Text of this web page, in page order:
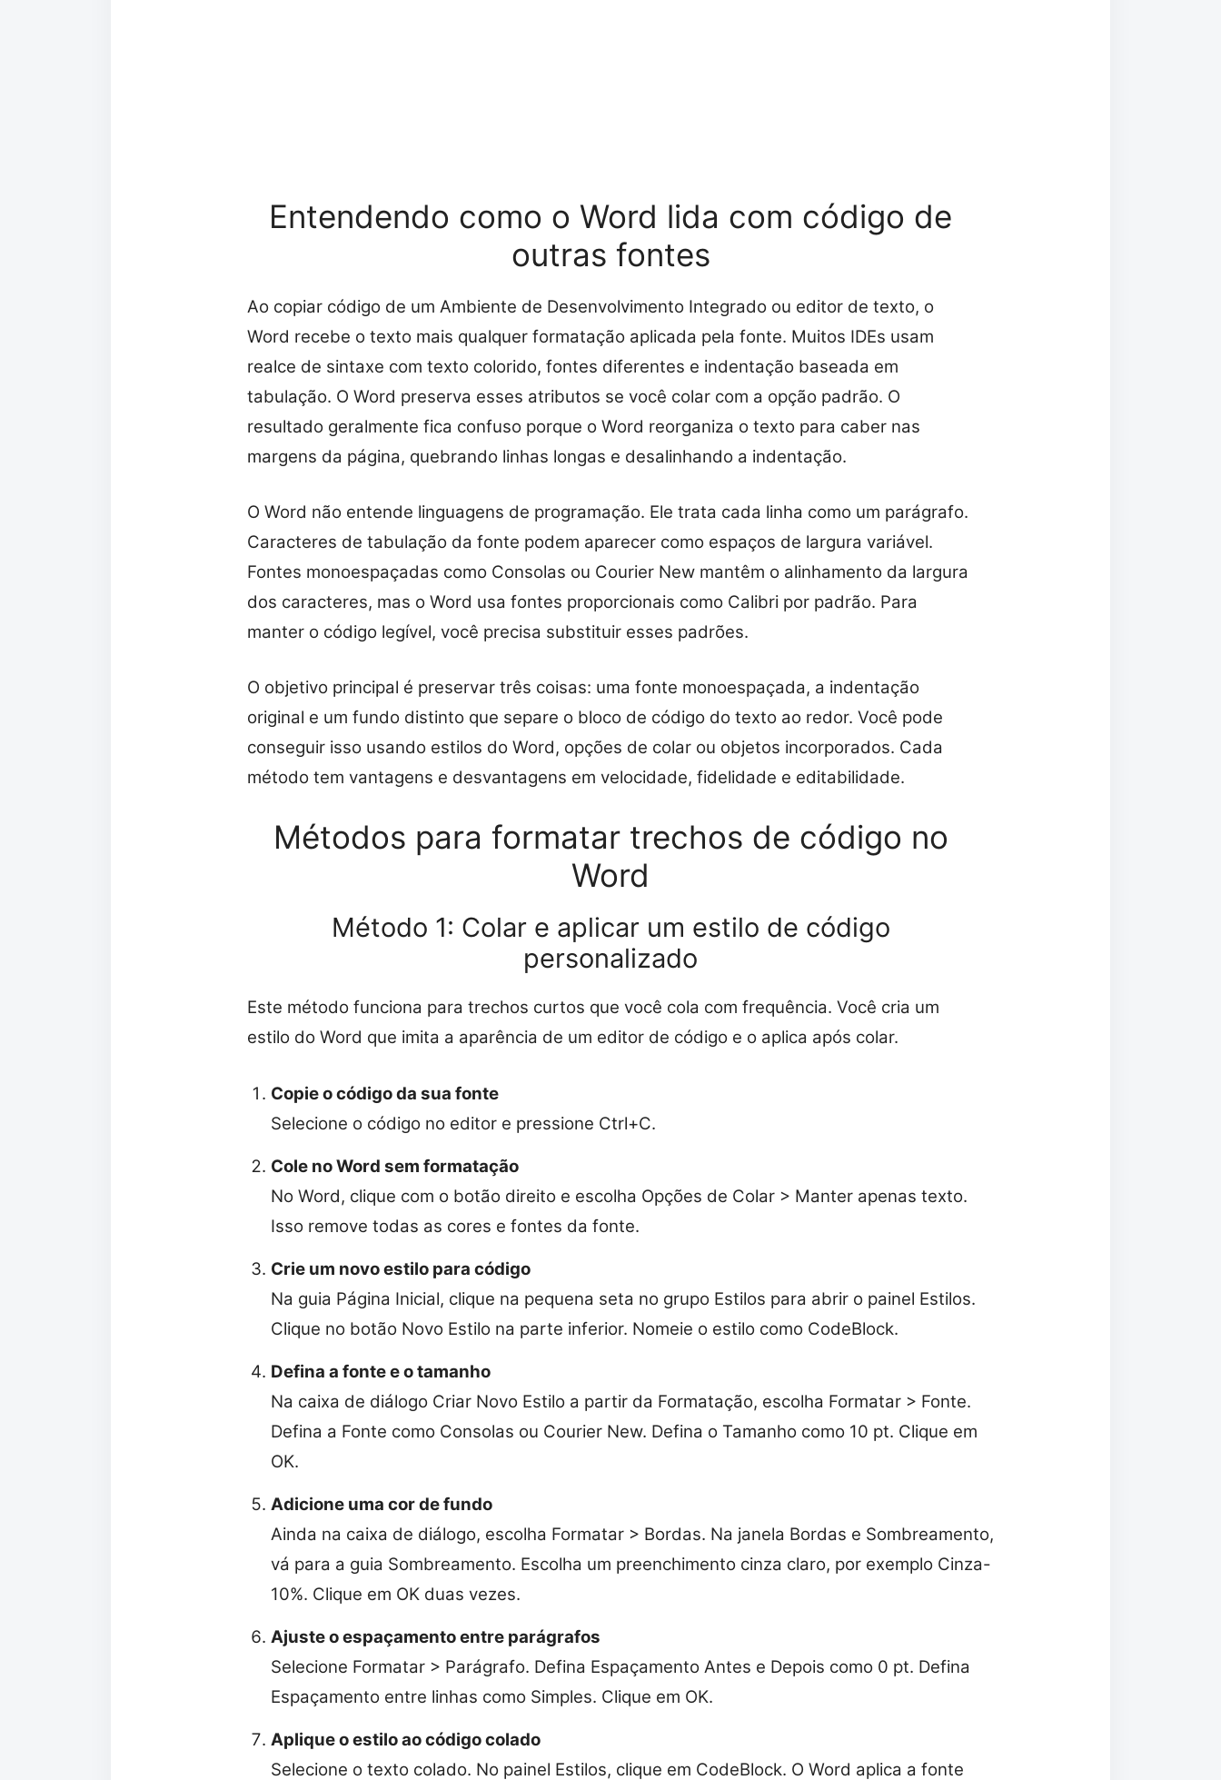
Entendendo como o Word lida com código de
outras fontes
Ao copiar código de um Ambiente de Desenvolvimento Integrado ou editor de texto, o
Word recebe o texto mais qualquer formatação aplicada pela fonte. Muitos IDEs usam
realce de sintaxe com texto colorido, fontes diferentes e indentação baseada em
tabulação. O Word preserva esses atributos se você colar com a opção padrão. O
resultado geralmente fica confuso porque o Word reorganiza o texto para caber nas
margens da página, quebrando linhas longas e desalinhando a indentação.
O Word não entende linguagens de programação. Ele trata cada linha como um parágrafo.
Caracteres de tabulação da fonte podem aparecer como espaços de largura variável.
Fontes monoespaçadas como Consolas ou Courier New mantêm o alinhamento da largura
dos caracteres, mas o Word usa fontes proporcionais como Calibri por padrão. Para
manter o código legível, você precisa substituir esses padrões.
O objetivo principal é preservar três coisas: uma fonte monoespaçada, a indentação
original e um fundo distinto que separe o bloco de código do texto ao redor. Você pode
conseguir isso usando estilos do Word, opções de colar ou objetos incorporados. Cada
método tem vantagens e desvantagens em velocidade, fidelidade e editabilidade.
Métodos para formatar trechos de código no
Word
Método 1: Colar e aplicar um estilo de código
personalizado
Este método funciona para trechos curtos que você cola com frequência. Você cria um
estilo do Word que imita a aparência de um editor de código e o aplica após colar.
Copie o código da sua fonte
Selecione o código no editor e pressione Ctrl+C.
Cole no Word sem formatação
No Word, clique com o botão direito e escolha Opções de Colar > Manter apenas texto.
Isso remove todas as cores e fontes da fonte.
Crie um novo estilo para código
Na guia Página Inicial, clique na pequena seta no grupo Estilos para abrir o painel Estilos.
Clique no botão Novo Estilo na parte inferior. Nomeie o estilo como CodeBlock.
Defina a fonte e o tamanho
Na caixa de diálogo Criar Novo Estilo a partir da Formatação, escolha Formatar > Fonte.
Defina a Fonte como Consolas ou Courier New. Defina o Tamanho como 10 pt. Clique em
OK.
Adicione uma cor de fundo
Ainda na caixa de diálogo, escolha Formatar > Bordas. Na janela Bordas e Sombreamento,
vá para a guia Sombreamento. Escolha um preenchimento cinza claro, por exemplo Cinza-
10%. Clique em OK duas vezes.
Ajuste o espaçamento entre parágrafos
Selecione Formatar > Parágrafo. Defina Espaçamento Antes e Depois como 0 pt. Defina
Espaçamento entre linhas como Simples. Clique em OK.
Aplique o estilo ao código colado
Selecione o texto colado. No painel Estilos, clique em CodeBlock. O Word aplica a fonte